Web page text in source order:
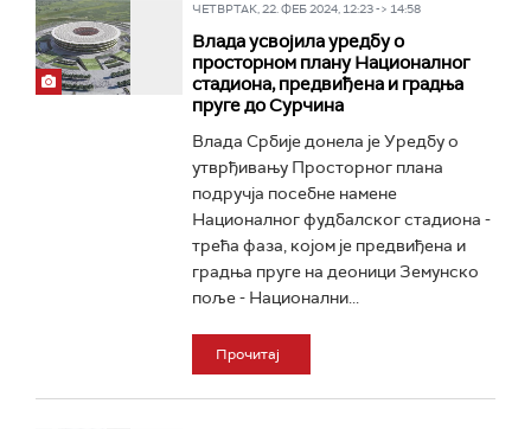
ЧЕТВРТАК, 22. ФЕБ 2024, 12:23 -> 14:58
Влада усвојила уредбу о
просторном плану Националног
стадиона, предвиђена и градња
пруге до Сурчина
Влада Србије донела је Уредбу о
утврђивању Просторног плана
подручја посебне намене
Националног фудбалског стадиона -
трећа фаза, којом је предвиђена и
градња пруге на деоници Земунско
поље - Национални...
Прочитај